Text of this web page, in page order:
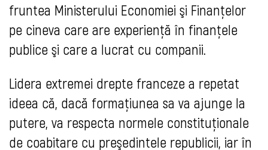
fruntea Ministerului Economiei şi Finanţelor
pe cineva care are experienţă în finanţele
publice şi care a lucrat cu companii.
Lidera extremei drepte franceze a repetat
ideea că, dacă formaţiunea sa va ajunge la
putere, va respecta normele constituţionale
de coabitare cu preşedintele republicii, iar în